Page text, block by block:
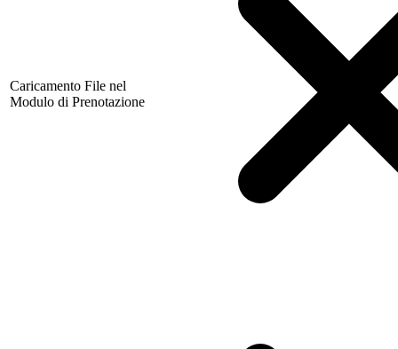
Caricamento File nel
Modulo di Prenotazione